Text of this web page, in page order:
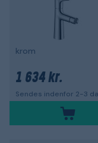
krom
1 634 kr.
Sendes indenfor 2-3